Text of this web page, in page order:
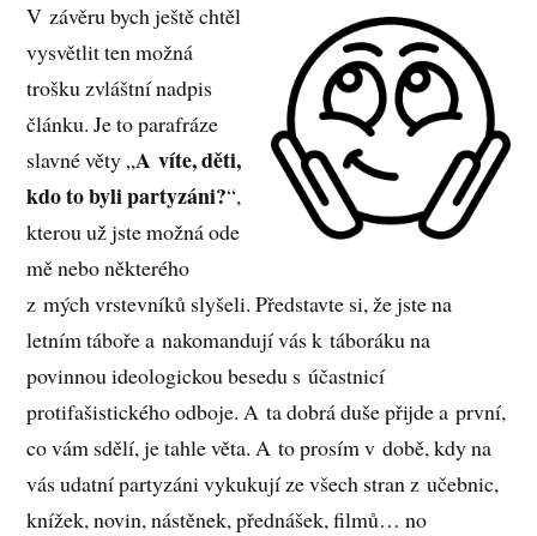
V závěru bych ještě chtěl
vysvětlit ten možná
trošku zvláštní nadpis
článku. Je to parafráze
slavné věty „A víte, děti,
kdo to byli partyzáni?“,
kterou už jste možná ode
mě nebo některého
z mých vrstevníků slyšeli. Představte si, že jste na
letním táboře a nakomandují vás k táboráku na
povinnou ideologickou besedu s účastnicí
protifašistického odboje. A ta dobrá duše přijde a první,
co vám sdělí, je tahle věta. A to prosím v době, kdy na
vás udatní partyzáni vykukují ze všech stran z učebnic,
knížek, novin, nástěnek, přednášek, filmů… no